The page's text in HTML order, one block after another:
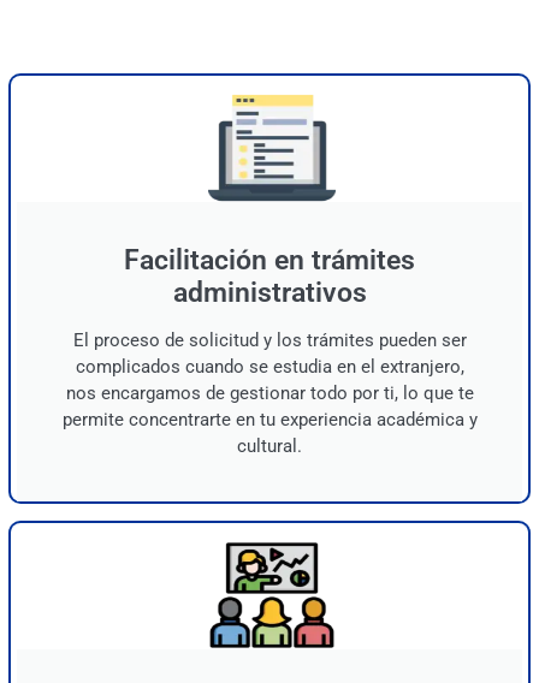
Facilitación en trámites
administrativos
El proceso de solicitud y los trámites pueden ser
complicados cuando se estudia en el extranjero,
nos encargamos de gestionar todo por ti, lo que te
permite concentrarte en tu experiencia académica y
cultural.